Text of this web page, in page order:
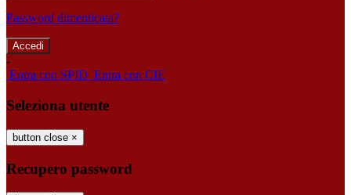
Password dimenticata?
-
Entra con SPID Entra con CIE
Seleziona utente
button close ×
Recupero password